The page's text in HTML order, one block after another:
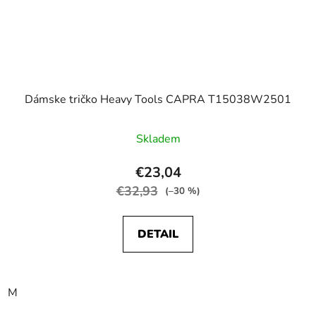
Dámske tričko Heavy Tools CAPRA T15038W2501
Skladem
€23,04
€32,93 (–30 %)
DETAIL
M